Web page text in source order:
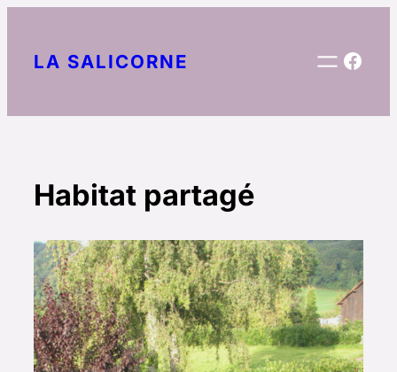
contenuLA SALICORNE
Habitat partagé